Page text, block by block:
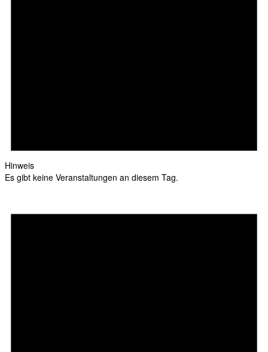
Hinweis
Es gibt keine Veranstaltungen an diesem Tag.